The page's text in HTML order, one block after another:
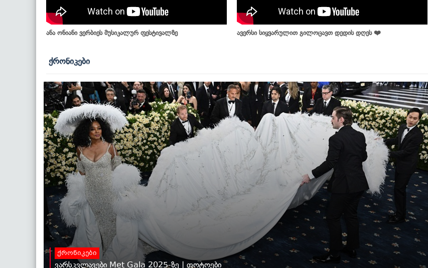
ანა ონიანი ვერბიეს მუსიკალურ ფესტივალზე ავერსი სიყვარულით გილოცავთ დედის დღეს ❤️
ქრონიკები
ქრონიკები
ვარსკვლავები Met Gala 2025-ზე | ფოტოები